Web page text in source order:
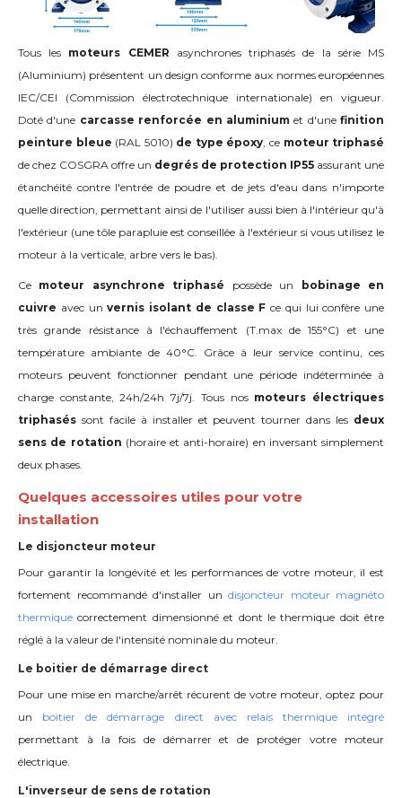
Tous les moteurs CEMER asynchrones triphasés de la série MS
(Aluminium) présentent un design conforme aux normes européennes
IEC/CEI (Commission électrotechnique internationale) en vigueur.
Doté d'une carcasse renforcée en aluminiumet d'une finition
peinture bleue (RAL 5010) de type époxy, ce moteur triphasé
de chez COSGRA offre un degrés de protection IP55 assurant une
étanchéité contre l'entrée de poudre et de jets d'eau dans n'importe
quelle direction, permettant ainsi de l'utiliser aussi bien à l'intérieur qu'à
l'extérieur (une tôle parapluie est conseillée à l'extérieur si vous utilisez le
moteur à la verticale, arbre vers le bas).
Ce moteur asynchrone triphasé possède un
bobinage en
cuivre avec unvernis isolant de classe F ce qui lui confère une
très grande résistance à l'échauffement (T.max de 155°C) et une
température ambiante de 40°C. Grâce à leur service continu, ces
moteurs peuvent fonctionner pendant une période indéterminée à
charge constante, 24h/24h 7j/7j. Tous nos moteurs électriques
triphasés sont facile à installer et peuvent tourner dans les deux
sens de rotation (horaire et anti-horaire) en inversant simplement
deux phases.
Quelques accessoires utiles pour votre
installation
Le disjoncteur moteur
Pour garantir la longévité et les performances de votre moteur, il est
fortement recommandé d'installer un disjoncteur moteur magnéto
thermique correctement dimensionné et dont le thermique doit être
réglé à la valeur de l'intensité nominale du moteur.
Le boitier de démarrage direct
Pour une mise en marche/arrêt récurent de votre moteur, optez pour
un boitier de démarrage direct avec relais thermique intégré
permettant à la fois de démarrer et de protéger votre moteur
électrique.
L'inverseur de sens de rotation